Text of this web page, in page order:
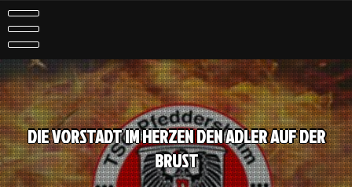
DIE VORSTADT IM HERZEN DEN ADLER AUF DER
BRUST